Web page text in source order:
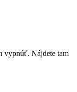
vypnúť. Nájdete tam